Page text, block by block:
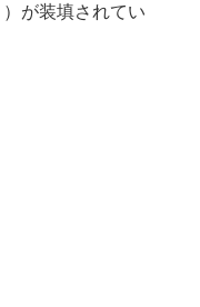
が装填されてい